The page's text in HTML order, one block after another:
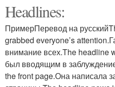
Headlines:
ПримерПеревод на
grabbed everyone’s
внимание всех.The headline
был вводящим в
the front page.Она написала